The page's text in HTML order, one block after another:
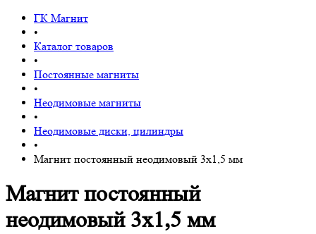
ГК Магнит
•
Каталог товаров
•
Постоянные магниты
•
Неодимовые магниты
•
Неодимовые диски, цилиндры
•
Магнит постоянный неодимовый 3х1,5 мм
Магнит постоянный
неодимовый 3х1,5 мм